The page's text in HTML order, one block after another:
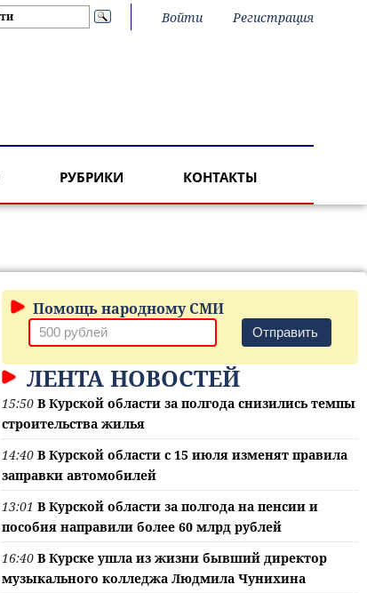
Войти Регистрация
РУБРИКИ КОНТАКТЫ
Помощь народному СМИ
Отправить
ЛЕНТА НОВОСТЕЙ
15:50 В Курской области за полгода снизились темпы
строительства жилья
14:40 В Курской области с 15 июля изменят правила
заправки автомобилей
13:01 В Курской области за полгода на пенсии и
пособия направили более 60 млрд рублей
16:40 В Курске ушла из жизни бывший директор
музыкального колледжа Людмила Чунихина